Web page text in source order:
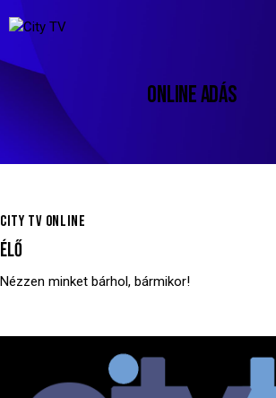
ONLINE ADÁS
CITY TV ONLINE
ÉLŐ
Nézzen minket bárhol, bármikor!